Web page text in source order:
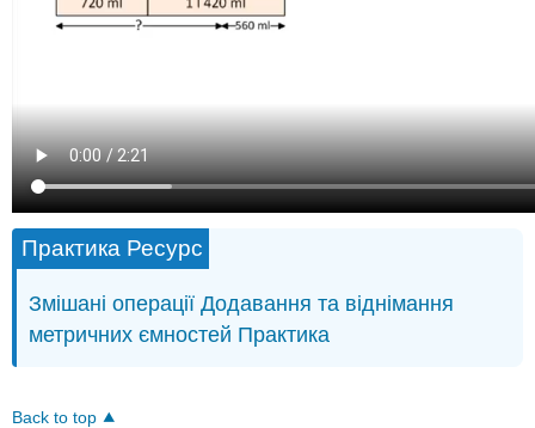
Практика Ресурс
Змішані операції Додавання та віднімання
метричних ємностей Практика
Back to top